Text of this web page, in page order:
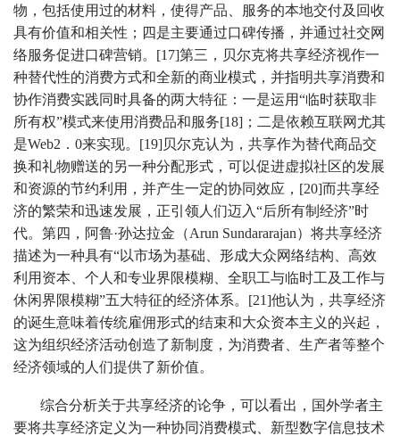
物，包括使用过的材料，使得产品、服务的本地交付及回收
具有价值和相关性；四是主要通过口碑传播，并通过社交网
络服务促进口碑营销。[17]第三，贝尔克将共享经济视作一
种替代性的消费方式和全新的商业模式，并指明共享消费和
协作消费实践同时具备的两大特征：一是运用“临时获取非
所有权”模式来使用消费品和服务[18]；二是依赖互联网尤其
是Web2．0来实现。[19]贝尔克认为，共享作为替代商品交
换和礼物赠送的另一种分配形式，可以促进虚拟社区的发展
和资源的节约利用，并产生一定的协同效应，[20]而共享经
济的繁荣和迅速发展，正引领人们迈入“后所有制经济”时
代。第四，阿鲁·孙达拉金（Arun Sundararajan）将共享经济
描述为一种具有“以市场为基础、形成大众网络结构、高效
利用资本、个人和专业界限模糊、全职工与临时工及工作与
休闲界限模糊”五大特征的经济体系。[21]他认为，共享经济
的诞生意味着传统雇佣形式的结束和大众资本主义的兴起，
这为组织经济活动创造了新制度，为消费者、生产者等整个
经济领域的人们提供了新价值。
综合分析关于共享经济的论争，可以看出，国外学者主
要将共享经济定义为一种协同消费模式、新型数字信息技术